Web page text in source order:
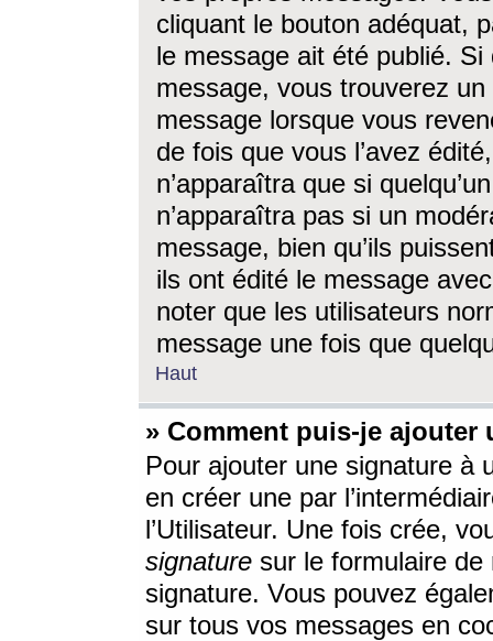
cliquant le bouton adéquat,
le message ait été publié. Si
message, vous trouverez
message lorsque vous
de fois que vous l’avez
n’apparaîtra que si
n’apparaîtra pas si un
message, bien qu’ils
ils ont édité le message
noter que les utilisateurs
message une fois que
Haut
» Comment puis-je ajouter
Pour ajouter une signature à
en créer une par
l’Utilisateur. Une fois crée,
signature sur le formulaire de
signature. Vous pouvez
sur tous vos messages en